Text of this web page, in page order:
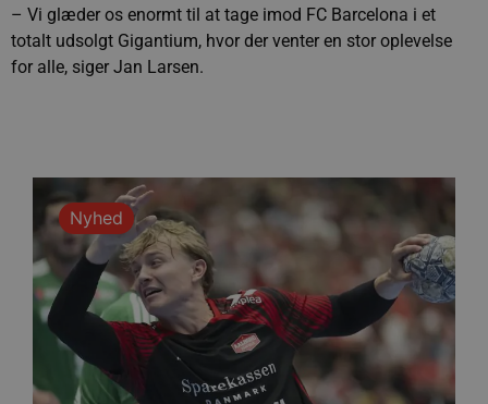
– Vi glæder os enormt til at tage imod FC Barcelona i et
totalt udsolgt Gigantium, hvor der venter en stor oplevelse
for alle, siger Jan Larsen.
Nyhed